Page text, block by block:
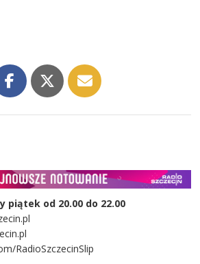
piątek od 20.00 do 22.00
RadioSzczecinSlip